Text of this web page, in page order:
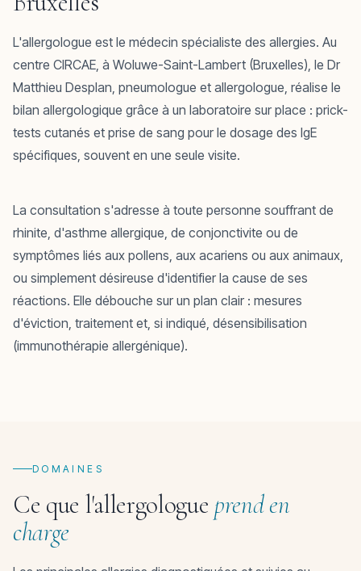
L'allergologue est le médecin spécialiste des allergies. Au
centre CIRCAE, à Woluwe-Saint-Lambert (Bruxelles), le Dr
Matthieu Desplan, pneumologue et allergologue, réalise le
bilan allergologique grâce à un laboratoire sur place : prick-
tests cutanés et prise de sang pour le dosage des IgE
spécifiques, souvent en une seule visite.
La consultation s'adresse à toute personne souffrant de
rhinite, d'asthme allergique, de conjonctivite ou de
symptômes liés aux pollens, aux acariens ou aux animaux,
ou simplement désireuse d'identifier la cause de ses
réactions. Elle débouche sur un plan clair : mesures
d'éviction, traitement et, si indiqué, désensibilisation
(immunothérapie allergénique).
DOMAINES
Ce que l'allergologue prend en
charge